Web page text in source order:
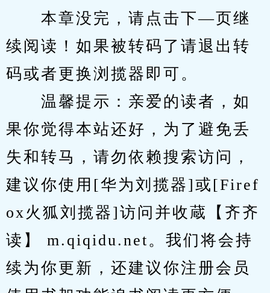
本章没完，请点击下—页继
续阅读！如果被转码了请退出转
码或者更换浏揽器即可。
温馨提示：亲爱的读者，如
果你觉得本站还好，为了避免丢
失和转马，请勿依赖搜索访问，
建议你使用[华为刘揽器]或[Firef
ox火狐刘揽器]访问并收蔵【齐齐
读】 m.qiqidu.net。我们将会持
续为你更新，还建议你注册会员